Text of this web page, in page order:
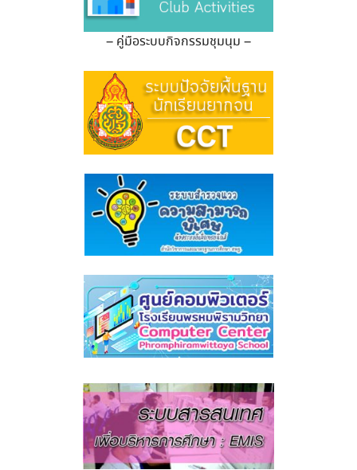
– คู่มือระบบกิจกรรมชุมนุม –